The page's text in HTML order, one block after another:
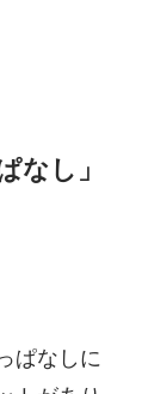
なし」
ぱなしに